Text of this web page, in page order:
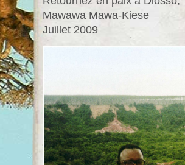
Mawawa Mawa-Kiese
Juillet 2009